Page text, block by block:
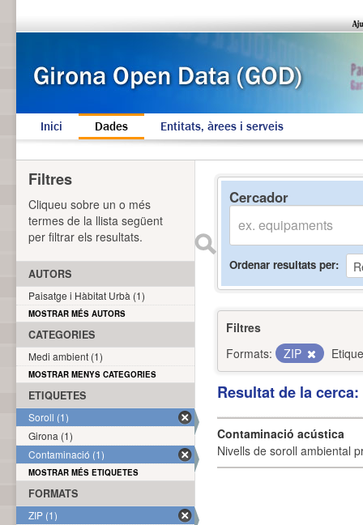
Inici Dades Entitats, àrees i serveis
Cercador
Ordenar resultats per
Filtres
Formats:
ZIP
Resultat de la
Contaminació acústica
Nivells de soroll ambiental
Filtres
Cliqueu sobre un o més
termes de la llista següent
per filtrar els resultats.
AUTORS
Paisatge i Hàbitat Urbà (1)
MOSTRAR MÉS AUTORS
CATEGORIES
Medi ambient (1)
MOSTRAR MENYS CATEGORIES
ETIQUETES
Soroll (1)
Girona (1)
Contaminació (1)
MOSTRAR MÉS ETIQUETES
FORMATS
ZIP (1)